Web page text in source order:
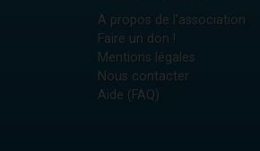
A propos de l'association
Faire un don !
Mentions légales
Nous contacter
Aide (FAQ)